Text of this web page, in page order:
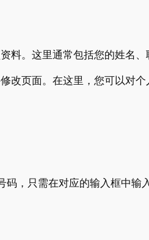
料。这里通常包括您的姓名、
改页面。在这里，您可以对
，只需在对应的输入框中输